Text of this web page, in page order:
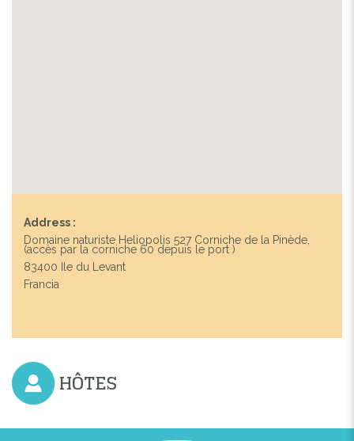
Address :
Domaine naturiste Heliopolis 527 Corniche de la Pinède,
(accès par la corniche 60 depuis le port )
83400 Ile du Levant
Francia
HÔTES